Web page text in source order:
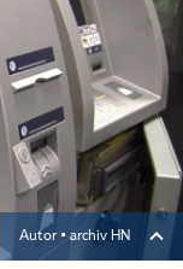
Autor ▪ archiv HN